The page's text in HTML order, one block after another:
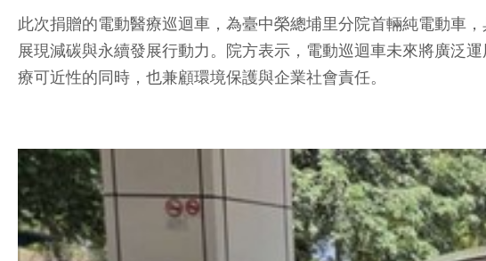
此次捐贈的電動醫療巡迴車，為臺中榮總埔里分院首輛純電動車
展現減碳與永續發展行動力。院方表示，電動巡迴車未來將廣泛
療可近性的同時，也兼顧環境保護與企業社會責任。